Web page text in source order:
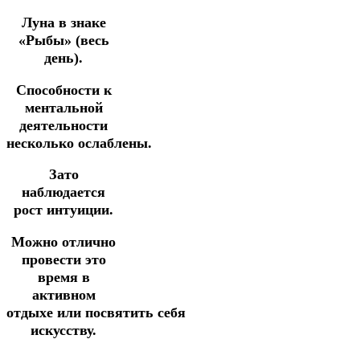
Луна в знаке
«Рыбы» (весь
день).
Способности к
ментальной
деятельности
несколько ослаблены.
Зато
наблюдается
рост интуиции.
Можно отлично
провести это
время в
активном
отдыхе или посвятить себя
искусству.